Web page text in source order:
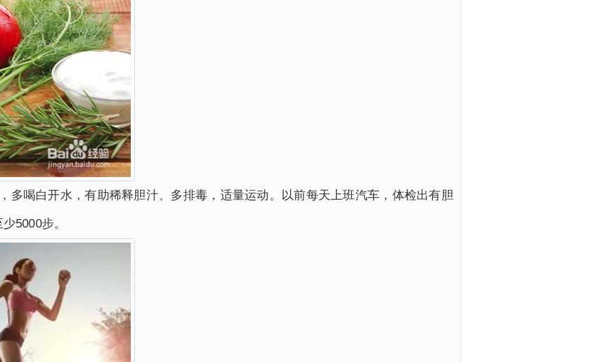
多喝白开水，有助稀释胆汁、多排毒，适量运动。以前每天上班汽车，体检出有胆
5000步。